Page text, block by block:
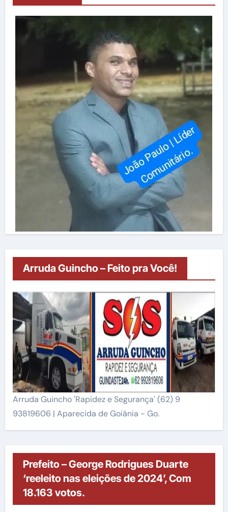
Arruda Guincho – Feito pra Você!
Arruda Guincho 'Rapidez e Segurança' (62) 9
93819606 | Aparecida de Goiânia - Go.
Prefeito – George Rodrigues Duarte
‘reeleito nas eleições de 2024’, Com
18.163 votos.